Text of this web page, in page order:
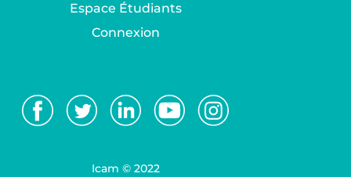
Espace Étudiants
Connexion
Icam © 2022